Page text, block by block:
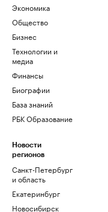
Экономика
Общество
Бизнес
Технологии и
медиа
Финансы
Биографии
База знаний
РБК Образование
Новости
регионов
Санкт-Петербург
и область
Екатеринбург
Новосибирск